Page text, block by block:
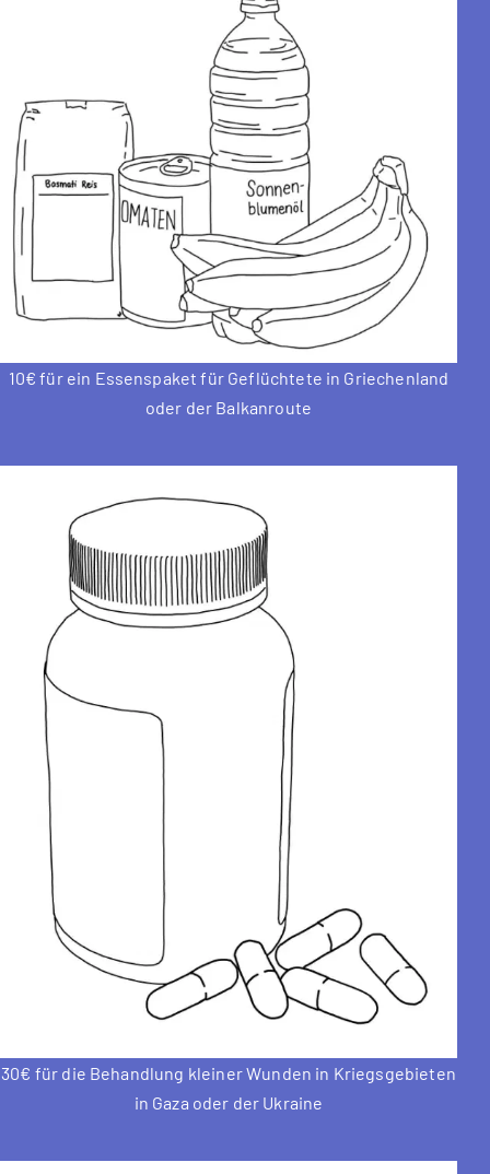
10€ für ein Essenspaket für Geflüchtete in Griechenland
oder der Balkanroute
30€ für die Behandlung kleiner Wunden in Kriegsgebieten
in Gaza oder der Ukraine